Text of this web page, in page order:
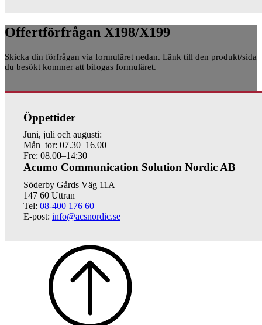
Offertförfrågan X198/X199
Skicka din förfrågan via formuläret nedan. Länk till den produkt/sida
du besökt kommer att bifogas formuläret.
Öppettider
Juni, juli och augusti:
Mån–tor: 07.30–16.00
Fre: 08.00–14:30
Acumo Communication Solution Nordic AB
Söderby Gårds Väg 11A
147 60 Uttran
Tel: 08-400 176 60
E-post: info@acsnordic.se